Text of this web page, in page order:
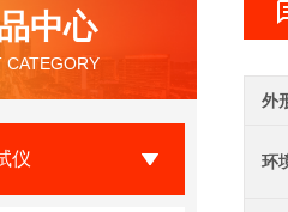
中心
CATEGORY
仪
外
环